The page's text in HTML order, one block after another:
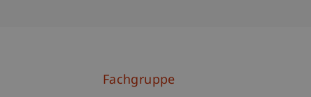
Fachgruppe